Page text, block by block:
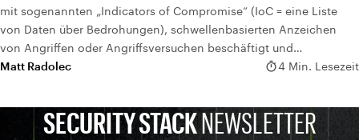
mit sogenannten „Indicators of Compromise“ (IoC = eine Liste
von Daten über Bedrohungen), schwellenbasierten Anzeichen
von Angriffen oder Angriffsversuchen beschäftigt und
versuchen,...
Matt Radolec 4 Min. Lesezeit
SECURITY STACKNEWSLETTER